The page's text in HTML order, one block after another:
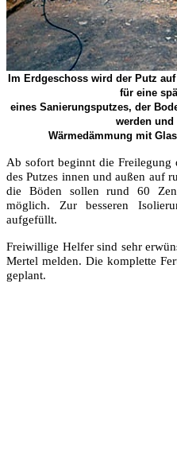
Im Erdgeschoss wird der Putz
für eine
eines Sanierungsputzes, der
werden und
Wärmedämmung mit
Ab sofort beginnt die Freilegung
des Putzes innen und außen auf
die Böden sollen rund 60
möglich. Zur besseren
aufgefüllt.
Freiwillige Helfer sind sehr
Mertel melden. Die komplette
geplant.